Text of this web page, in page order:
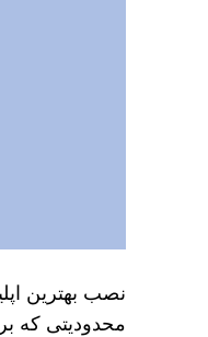
نصب بهترین
محدودیتی که